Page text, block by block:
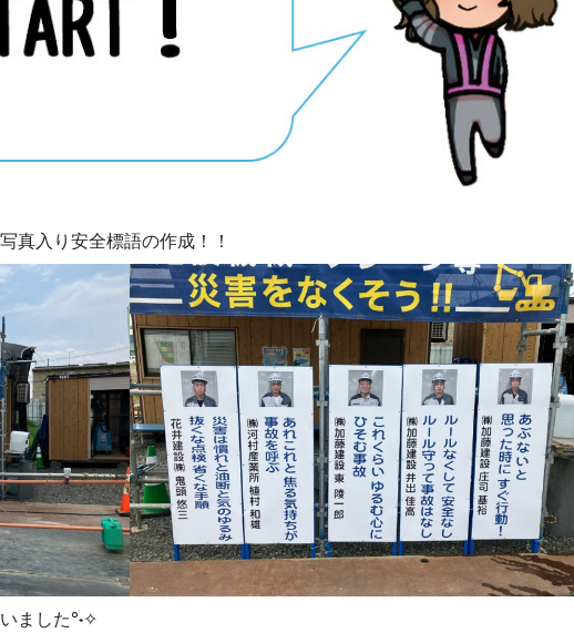
真入り安全標語の作成！！
ました°˖✧